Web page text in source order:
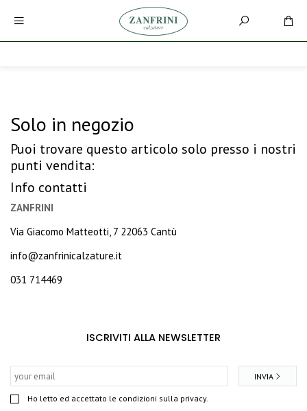
Solo in negozio
Puoi trovare questo articolo solo presso i nostri
punti vendita:
Info contatti
ZANFRINI
Via Giacomo Matteotti, 7 22063 Cantù
info@zanfrinicalzature.it
031 714469
ISCRIVITI ALLA NEWSLETTER
Ho letto ed accettato le condizioni sulla privacy.
INVIA